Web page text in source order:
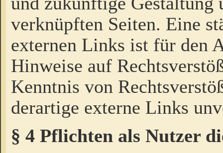
verknüpften Seiten. Eine
externen Links ist für den
Hinweise auf
Kenntnis von
derartige externe Links
§ 4 Pflichten als Nutzer